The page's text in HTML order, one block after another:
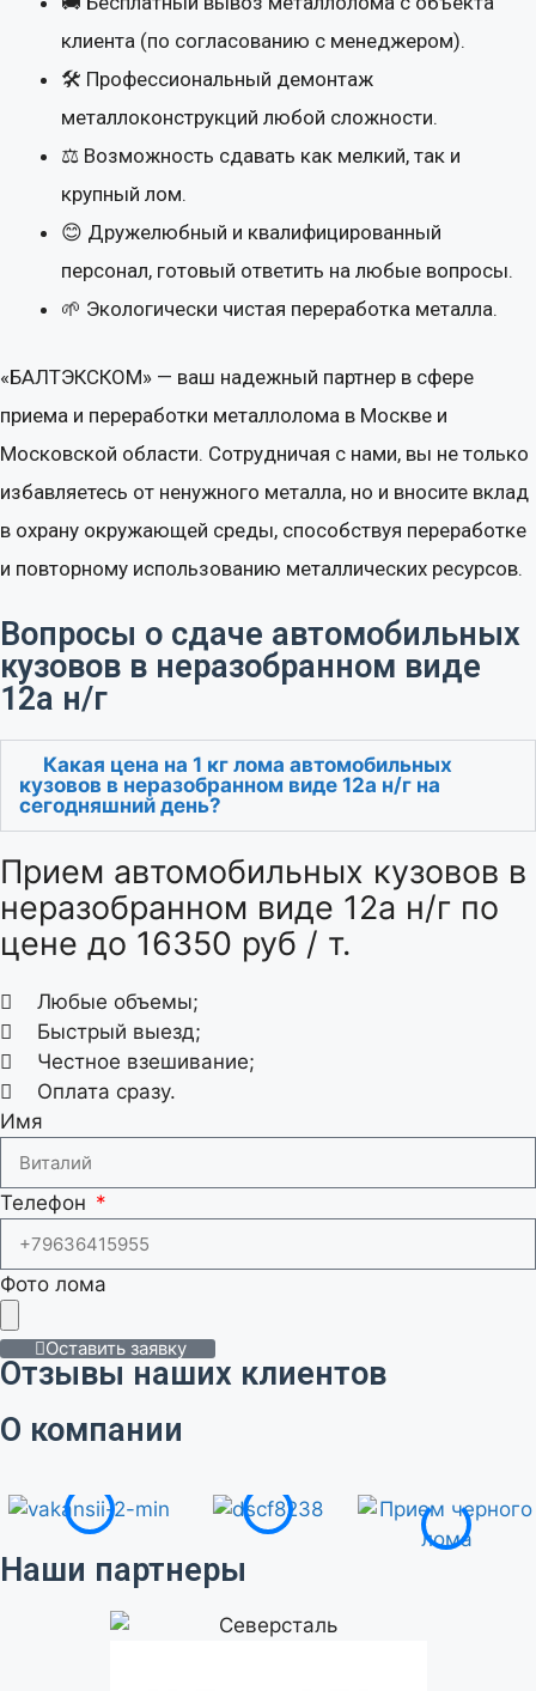
клиента (по согласованию с менеджером).
🛠 Профессиональный демонтаж
металлоконструкций любой сложности.
⚖ Возможность сдавать как мелкий, так и
крупный лом.
😊 Дружелюбный и квалифицированный
персонал, готовый ответить на любые вопросы.
🌱 Экологически чистая переработка металла.
«БАЛТЭКСКОМ» — ваш надежный партнер в сфере
приема и переработки металлолома в Москве и
Московской области. Сотрудничая с нами, вы не только
избавляетесь от ненужного металла, но и вносите вклад
в охрану окружающей среды, способствуя переработке
и повторному использованию металлических ресурсов.
Вопросы о сдаче автомобильных
кузовов в неразобранном виде
12а н/г
Какая цена на 1 кг лома автомобильных
кузовов в неразобранном виде 12а н/г на
сегодняшний день?
Прием автомобильных кузовов в
неразобранном виде 12а н/г по
цене до 16350 руб / т.
Любые объемы;
Быстрый выезд;
Честное взешивание;
Оплата сразу.
Имя
Телефон
Фото лома
Оставить заявку
Отзывы наших клиентов
О компании
Наши партнеры
Калькулятор расчета
стоимости металлолома
Выберите тип лома
Тип оплаты
% засора